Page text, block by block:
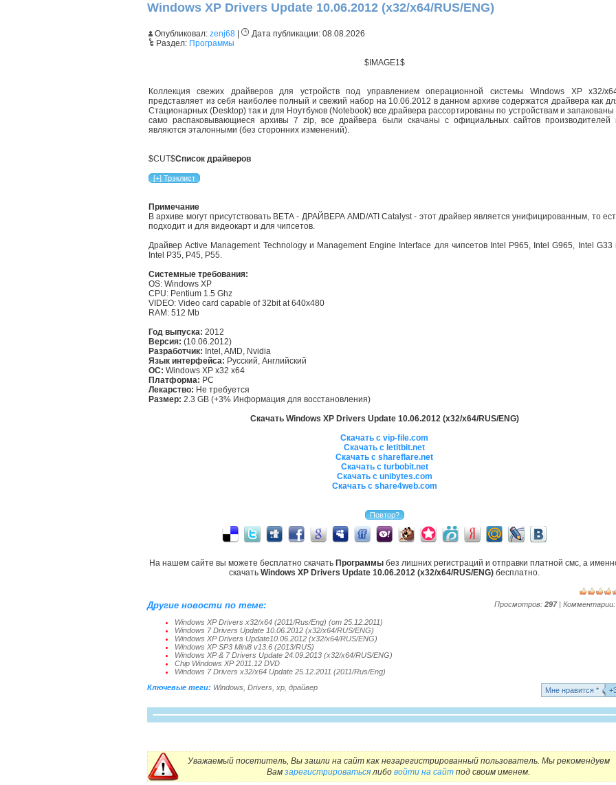
Windows XP Drivers Update 10.06.2012 (x32/x64/RUS/ENG)
Опубликовал: zenj68 Дата публикации: 08.08.2026
Раздел: Программы
$IMAGE1$
Коллекция свежих драйверов для устройств под управлением операционной системы Windows XP x32/
представляет из себя наиболее полный и свежий набор на 10.06.2012 в данном архиве содержатся драйвера как
Стационарных (Desktop) так и для Ноутбуков (Notebook) все драйвера рассортированы по устройствам и запакованы
само распаковывающиеся архивы 7 zip, все драйвера были скачаны с официальных сайтов производителей
являются эталонными (без сторонних изменений).
$CUT$Список драйверов
Примечание
В архиве могут присутствовать ВЕТА - ДРАЙВЕРА AMD/ATI Catalyst - этот драйвер является унифицированным, то
подходит и для видеокарт и для чипсетов.
Драйвер Active Management Technology и Management Engine Interface для чипсетов Intel P965, Intel G965, Intel G33
Intel P35, P45, P55.
Системные требования:
OS: Windows XP
CPU: Pentium 1.5 Ghz
VIDEO: Video card capable of 32bit at 640x480
RAM: 512 Mb
Год выпуска: 2012
Версия: (10.06.2012)
Разработчик: Intel, AMD, Nvidia
Язык интерфейса: Русский, Английский
ОС: Windows XP x32 x64
Платформа: PC
Лекарство: Не требуется
Размер: 2.3 GB (+3% Информация для восстановления)
Скачать Windows XP Drivers Update 10.06.2012 (x32/x64/RUS/ENG)
Скачать с vip-file.com
Скачать с letitbit.net
Скачать с shareflare.net
Скачать с turbobit.net
Скачать с unibytes.com
Скачать с share4web.com
На нашем сайте вы можете бесплатно скачать Программы без лишних регистраций и отправки платной смс, а
скачать Windows XP Drivers Update 10.06.2012 (x32/x64/RUS/ENG) бесплатно.
Просмотров: 297|
Другие новости по теме:
Windows XP Drivers x32/x64 (2011/Rus/Eng) (от 25.12.2011)
Windows 7 Drivers Update 10.06.2012 (x32/x64/RUS/ENG)
Windows XP Drivers Update10.06.2012 (x32/x64/RUS/ENG)
Windows XP SP3 Mini8 v13.6 (2013/RUS)
Windows XP & 7 Drivers Update 24.09.2013 (x32/x64/RUS/ENG)
Chip Windows XP 2011.12 DVD
Windows 7 Drivers x32/x64 Update 25.12.2011 (2011/Rus/Eng)
Mне нравится *
Ключевые теги: Windows Drivers xp драйвер
Уважаемый посетитель, Вы зашли на сайт как незарегистрированный пользователь. Мы рекомендуем
Вам зарегистрироватьсялибо войти на сайт под своим именем.